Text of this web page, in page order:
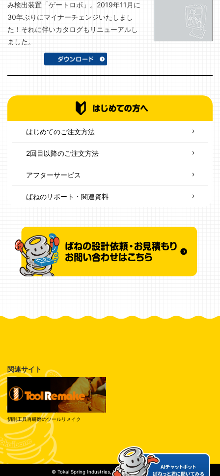
み検出装置「ゲートロボ」。2019年11月に
30年ぶりにマイナーチェンジいたしまし
た！それに伴いカタログもリニューアルし
ました。
はじめてのご注文方法
2回目以降のご注文方法
アフターサービス
ばねのサポート・関連資料
関連サイト
切削工具再研磨のツールリメイク
© Tokai Spring Industries, Inc. All Rights Reserved.